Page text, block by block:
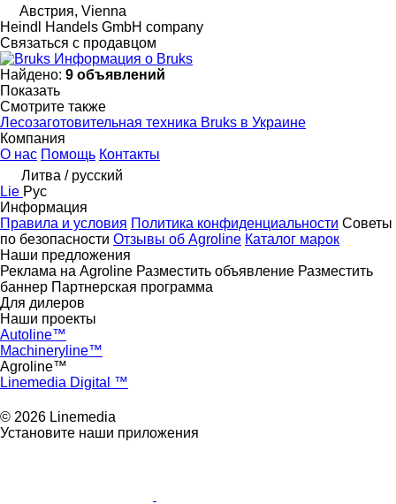
Австрия, Vienna
Heindl Handels GmbH company
Связаться с продавцом
Информация о Bruks
Найдено: 9 объявлений
Показать
Смотрите также
Лесозаготовительная техника Bruks в Украине
Компания
О нас Помощь Контакты
Литва / русский
Lie Рус
Информация
Правила и условия Политика конфиденциальности Советы
по безопасности Отзывы об Agroline Каталог марок
Наши предложения
Реклама на Agroline Разместить объявление Разместить
баннер Партнерская программа
Для дилеров
Наши проекты
Autoline™
Machineryline™
Agroline™
Linemedia Digital ™
© 2026 Linemedia
Установите наши приложения